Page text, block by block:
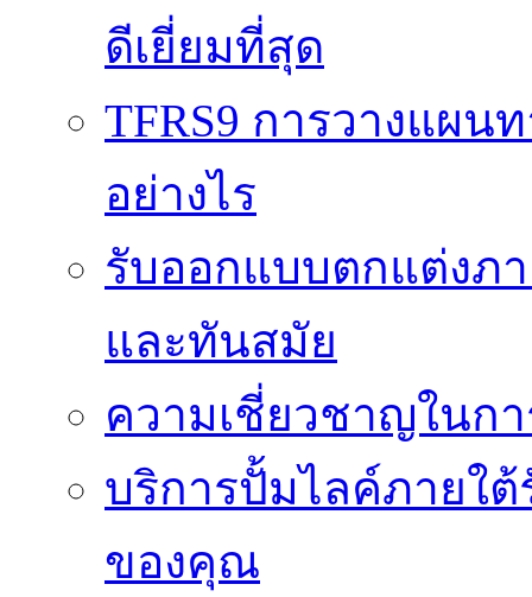
ดีเยี่ยมที่สุด
TFRS9 การวางแผน
อย่างไร
รับออกแบบตกแต่งภ
และทันสมัย
ความเชี่ยวชาญในก
บริการปั้มไลค์ภายใต้
ของคุณ